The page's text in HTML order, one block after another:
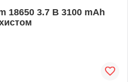
18650 3.7 В 3100 mAh